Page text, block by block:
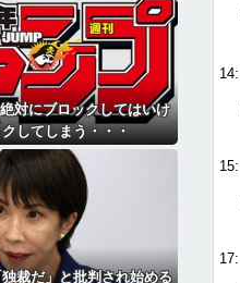
14:
15:
17:
対にブロックしてはいけ
してしまう・・・
裁だ」と批判され始める